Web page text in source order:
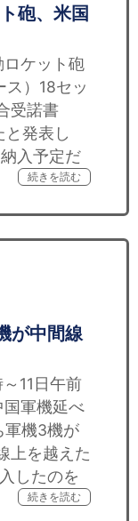
砲、米国
ケット砲
ス）18セッ
受諾書
と発表し
入予定だ
続きを読む
が中間線
11日午前
軍機延べ
軍機3機が
上を越えた
したのを
続きを読む